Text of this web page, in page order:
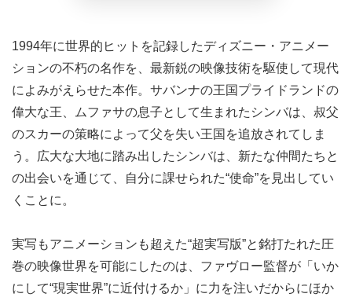
1994年に世界的ヒットを記録したディズニー・アニメー
ションの不朽の名作を、最新鋭の映像技術を駆使して現代
によみがえらせた本作。サバンナの王国プライドランドの
偉大な王、ムファサの息子として生まれたシンバは、叔父
のスカーの策略によって父を失い王国を追放されてしま
う。広大な大地に踏み出したシンバは、新たな仲間たちと
の出会いを通じて、自分に課せられた“使命”を見出してい
くことに。
実写もアニメーションも超えた“超実写版”と銘打たれた圧
巻の映像世界を可能にしたのは、ファヴロー監督が「いか
にして“現実世界”に近付けるか」に力を注いだからにほか